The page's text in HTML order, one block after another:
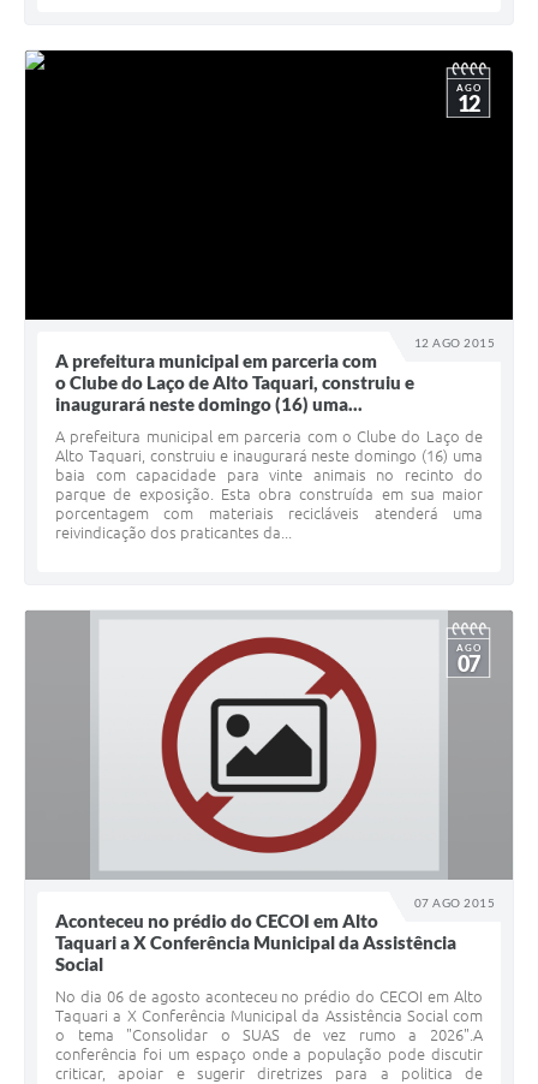
12 AGO 2015
AGO
12
A prefeitura municipal em parceria com
o Clube do Laço de Alto Taquari, construiu e
inaugurará neste domingo (16) uma...
A prefeitura municipal em parceria com o Clube do Laço de
Alto Taquari, construiu e inaugurará neste domingo (16) uma
baia com capacidade para vinte animais no recinto do
parque de exposição. Esta obra construída em sua maior
porcentagem com materiais recicláveis atenderá uma
reivindicação dos praticantes da...
07 AGO 2015
AGO
07
Aconteceu no prédio do CECOI em Alto
Taquari a X Conferência Municipal da Assistência
Social
No dia 06 de agosto aconteceu no prédio do CECOI em Alto
Taquari a X Conferência Municipal da Assistência Social com
o tema "Consolidar o SUAS de vez rumo a 2026".A
conferência foi um espaço onde a população pode discutir
criticar, apoiar e sugerir diretrizes para a politica de